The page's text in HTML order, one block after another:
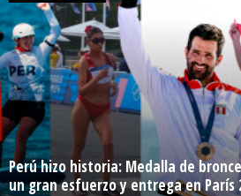
Perú hizo historia: Medalla de
un gran esfuerzo y entrega en París